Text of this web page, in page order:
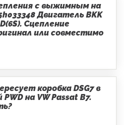
с выжимным на
Двигатель BKK
Сцепление
или совместимо
коробка DSG7 в
на VW Passat B7.